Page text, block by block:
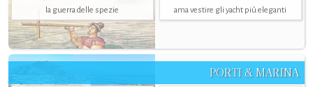
la guerra delle spezie
ama vestire gli yacht più eleganti
PORTI & MARINA